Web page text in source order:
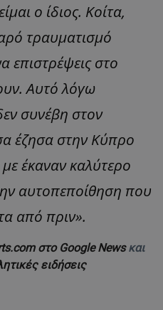
ο ίδιος. Κοίτα,
τραυματισμό
επιστρέψεις στο
Αυτό λόγω
συνέβη στον
έζησα στην Κύπρο
έκαναν καλύτερο
αυτοπεποίθηση που
από πριν».
στο Google Newsκαι
ειδήσεις